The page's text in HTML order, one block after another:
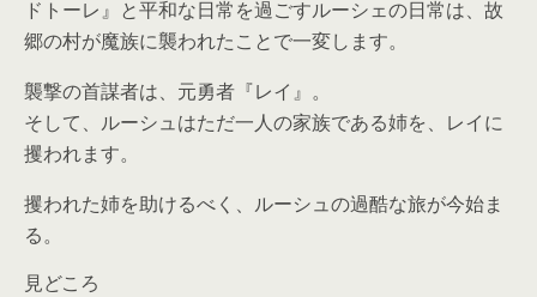
ドトーレ』と平和な日常を過ごすルーシェの日常は、故
郷の村が魔族に襲われたことで一変します。
襲撃の首謀者は、元勇者『レイ』。
そして、ルーシュはただ一人の家族である姉を、レイに
攫われます。
攫われた姉を助けるべく、ルーシュの過酷な旅が今始ま
る。
見どころ